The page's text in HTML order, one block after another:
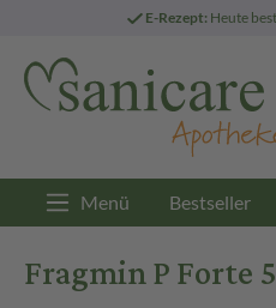
E-Rezept: Heute
Menü Bestseller
Fragmin P Forte